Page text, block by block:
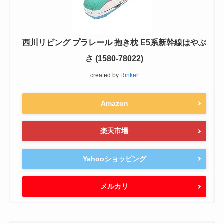
西川リビング プラレール 抱き枕 E5系新幹線はやぶ
さ (1580-78022)
created by Rinker
Amazon
楽天市場
Yahooショッピング
メルカリ